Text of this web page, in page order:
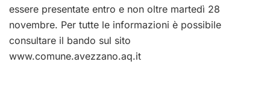
essere presentate entro e non oltre martedì 28
novembre. Per tutte le informazioni è possibile
consultare il bando sul sito
www.comune.avezzano.aq.it